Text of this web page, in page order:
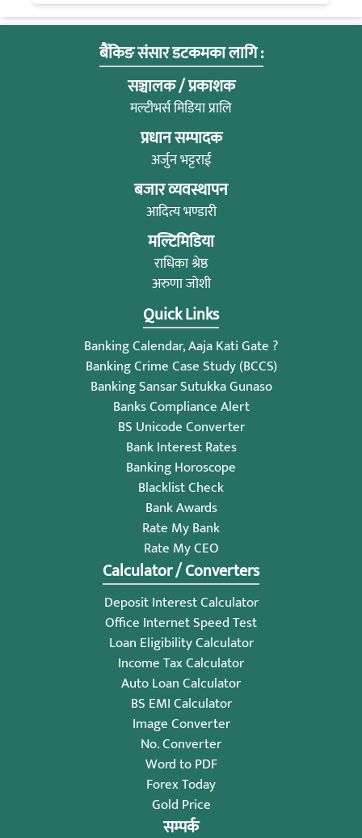
बैंकिङ संसार डटकमका लागि :
सञ्चालक / प्रकाशक
मल्टीभर्स मिडिया प्रालि
प्रधान सम्पादक
अर्जुन भट्टराई
बजार व्यवस्थापन
आदित्य भण्डारी
मल्टिमिडिया
राधिका श्रेष्ठ
अरुणा जोशी
Quick Links
Banking Calendar, Aaja Kati Gate ?
Banking Crime Case Study (BCCS)
Banking Sansar Sutukka Gunaso
Banks Compliance Alert
BS Unicode Converter
Bank Interest Rates
Banking Horoscope
Blacklist Check
Bank Awards
Rate My Bank
Rate My CEO
Calculator / Converters
Deposit Interest Calculator
Office Internet Speed Test
Loan Eligibility Calculator
Income Tax Calculator
Auto Loan Calculator
BS EMI Calculator
Image Converter
No. Converter
Word to PDF
Forex Today
Gold Price
सम्पर्क